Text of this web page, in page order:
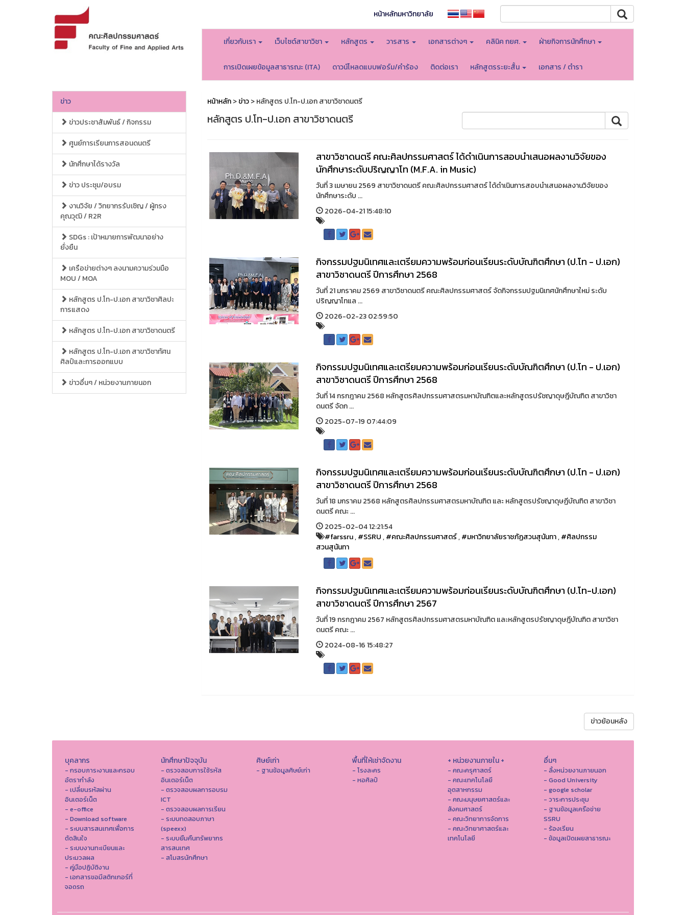
หน้าหลักมหาวิทยาลัย
เกี่ยวกับเรา เว็บไซต์สาขาวิชา หลักสูตร วารสาร เอกสารต่างๆ คลินิค กยศ. ฝ่ายกิจการนักศึกษา
การเปิดเผยข้อมูลสาธารณะ (ITA) ดาวน์โหลดแบบฟอร์ม/คำร้อง ติดต่อเรา หลักสูตรระยะสั้น เอกสาร / ตำรา
ข่าว
ข่าวประชาสัมพันธ์ / กิจกรรม
ศูนย์การเรียนการสอนดนตรี
นักศึกษาได้รางวัล
ข่าว ประชุม/อบรม
งานวิจัย / วิทยากรรับเชิญ / ผู้ทรง
คุณวุฒิ / R2R
SDGs : เป้าหมายการพัฒนาอย่าง
ยั่งยืน
เครือข่ายต่างๆ ลงนามความร่วมมือ
MOU / MOA
หลักสูตร ป.โท-ป.เอก สาขาวิชาศิลปะ
การแสดง
หลักสูตร ป.โท-ป.เอก สาขาวิชาดนตรี
หลักสูตร ป.โท-ป.เอก สาขาวิชาทัศน
ศิลป์และการออกแบบ
ข่าวอื่นๆ / หน่วยงานภายนอก
หน้าหลัก>ข่าว> หลักสูตร ป.โท-ป.เอก สาขาวิชาดนตรี
หลักสูตร ป.โท-ป.เอก สาขาวิชาดนตรี
สาขาวิชาดนตรี คณะศิลปกรรมศาสตร์ ได้ดำเนินการสอบนำเสนอผลงานวิจัยของ
นักศึกษาระดับปริญญาโท (M.F.A. in Music)
วันที่ 3 เมษายน 2569 สาขาวิชาดนตรี คณะศิลปกรรมศาสตร์ ได้ดำเนินการสอบนำเสนอผลงานวิจัยของ
นักศึกษาระดับ ...
2026-04-21 15:48:10
กิจกรรมปฐมนิเทศและเตรียมความพร้อมก่อนเรียนระดับบัณฑิตศึกษา (ป.โท - ป.เอก)
สาขาวิชาดนตรี ปีการศึกษา 2568
วันที่ 21 มกราคม 2569 สาขาวิชาดนตรี คณะศิลปกรรมศาสตร์ จัดกิจกรรมปฐมนิเทศนักศึกษาใหม่ ระดับ
ปริญญาโทแล ...
2026-02-23 02:59:50
กิจกรรมปฐมนิเทศและเตรียมความพร้อมก่อนเรียนระดับบัณฑิตศึกษา (ป.โท - ป.เอก)
สาขาวิชาดนตรี ปีการศึกษา 2568
วันที่ 14 กรกฎาคม 2568 หลักสูตรศิลปกรรมศาสตรมหาบัณฑิตและหลักสูตรปรัชญาดุษฎีบัณฑิต สาขาวิชา
ดนตรี จัดก ...
2025-07-19 07:44:09
กิจกรรมปฐมนิเทศและเตรียมความพร้อมก่อนเรียนระดับบัณฑิตศึกษา (ป.โท - ป.เอก)
สาขาวิชาดนตรี ปีการศึกษา 2568
วันที่ 18 มกราคม 2568 หลักสูตรศิลปกรรมศาสตรมหาบัณฑิต และ หลักสูตรปรัชญาดุษฏีบัณฑิต สาขาวิชา
ดนตรี คณะ ...
2025-02-04 12:21:54
#farssru,#SSRU,#คณะศิลปกรรมศาสตร์,#มหาวิทยาลัยราชภัฏสวนสุนันทา,#ศิลปกรรม
สวนสุนันทา
กิจกรรมปฐมนิเทศและเตรียมความพร้อมก่อนเรียนระดับบัณฑิตศึกษา (ป.โท-ป.เอก)
สาขาวิชาดนตรี ปีการศึกษา 2567
วันที่ 19 กรกฎาคม 2567 หลักสูตรศิลปกรรมศาสตรมหาบัณฑิต และหลักสูตรปรัชญาดุษฎีบัณฑิต สาขาวิชา
ดนตรี คณะ ...
2024-08-16 15:48:27
ข่าวย้อนหลัง
บุคลากร
- กรอบภาระงานและกรอบ
อัตรากำลัง
- เปลี่ยนรหัสผ่าน
อินเตอร์เน็ต
- e-office
- Download software
- ระบบสารสนเทศเพื่อการ
ตัดสินใจ
- ระบบงานทะเบียนและ
ประมวลผล
- คู่มือปฏิบัติงาน
- เอกสารขอมีสติกเกอร์ที่
จอดรถ
นักศึกษาปัจจุบัน
- ตรวจสอบการใช้รหัส
อินเตอร์เน็ต
- ตรวจสอบผลการอบรม
ICT
- ตรวจสอบผลการเรียน
- ระบบทดสอบภาษา
(speexx)
- ระบบยืมคืนทรัพยากร
สารสนเทศ
- สโมสรนักศึกษา
ศิษย์เก่า
- ฐานข้อมูลศิษย์เก่า
พื้นที่ให้เช่าจัดงาน
- โรงละคร
- หอศิลป์
+ หน่วยงานภายใน +
- คณะครุศาสตร์
- คณะเทคโนโลยี
อุตสาหกรรม
- คณะมนุษยศาสตร์และ
สังคมศาสตร์
- คณะวิทยาการจัดการ
- คณะวิทยาศาสตร์และ
เทคโนโลยี
อื่นๆ
- ลิ้งหน่วยงานภายนอก
- Good University
- google scholar
- วาระการประชุม
- ฐานข้อมูลเครือข่าย
SSRU
- ร้องเรียน
- ข้อมูลเปิดเผยสาธารณะ